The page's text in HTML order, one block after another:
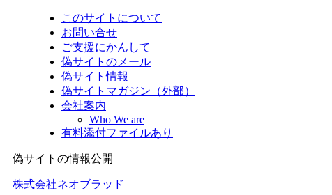
このサイトについて
お問い合せ
ご支援にかんして
偽サイトのメール
偽サイト情報
偽サイトマガジン（外部）
会社案内
Who We are
有料添付ファイルあり
偽サイトの情報公開
株式会社ネオブラッド